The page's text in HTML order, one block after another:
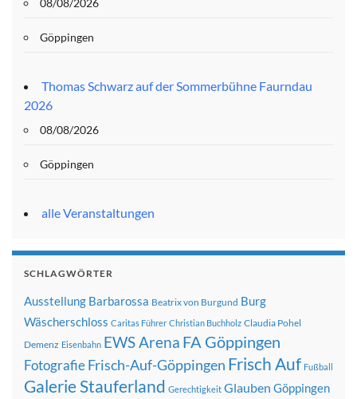
08/08/2026
Göppingen
Thomas Schwarz auf der Sommerbühne Faurndau
2026
08/08/2026
Göppingen
alle Veranstaltungen
SCHLAGWÖRTER
Ausstellung Barbarossa Beatrix von Burgund Burg
Wäscherschloss Caritas Führer Christian Buchholz Claudia Pohel
Demenz Eisenbahn EWS Arena FA Göppingen
FotografieFrisch-Auf-Göppingen Frisch Auf Fußball
Galerie Stauferland Gerechtigkeit Glauben Göppingen